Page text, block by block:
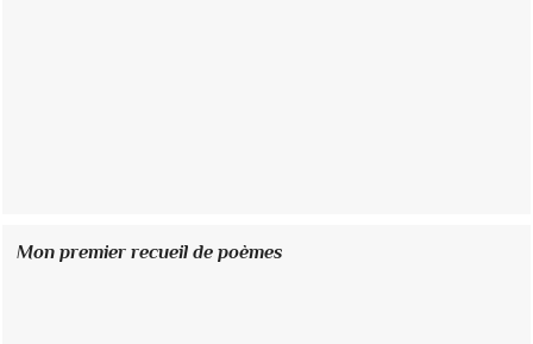
Mon premier recueil de poèmes